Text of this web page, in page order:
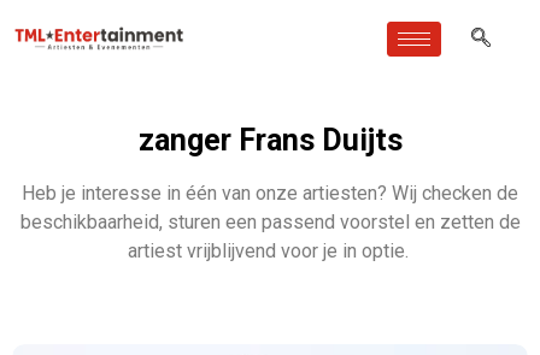
zanger Frans Duijts
Heb je interesse in één van onze artiesten? Wij checken de
beschikbaarheid, sturen een passend voorstel en zetten de
artiest vrijblijvend voor je in optie.